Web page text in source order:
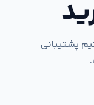
پشتیبانی